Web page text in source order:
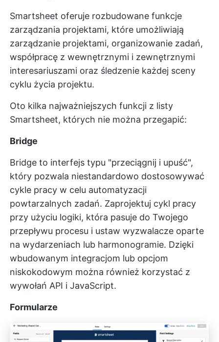
Smartsheet oferuje rozbudowane funkcje
zarządzania projektami, które umożliwiają
zarządzanie projektami, organizowanie zadań,
współpracę z wewnętrznymi i zewnętrznymi
interesariuszami oraz śledzenie każdej sceny
cyklu życia projektu.
Oto kilka najważniejszych funkcji z listy
Smartsheet, których nie można przegapić:
Bridge
Bridge to interfejs typu "przeciągnij i upuść",
który pozwala niestandardowo dostosowywać
cykle pracy w celu automatyzacji
powtarzalnych zadań. Zaprojektuj cykl pracy
przy użyciu logiki, która pasuje do Twojego
przepływu procesu i ustaw wyzwalacze oparte
na wydarzeniach lub harmonogramie. Dzięki
wbudowanym integracjom lub opcjom
niskokodowym można również korzystać z
wywołań API i JavaScript.
Formularze